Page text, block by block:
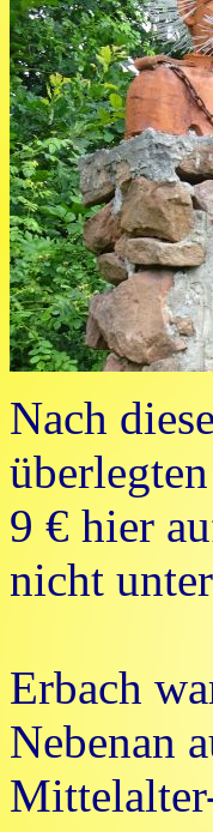
Nach
9 € hier
nicht
Erbach
Nebenan